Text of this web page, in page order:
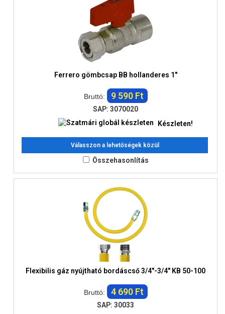
Ferrero gömbcsap BB hollanderes 1"
Bruttó: 9 590 Ft
SAP: 3070020
Készleten!
Válasszon a lehetőségek közül
Összehasonlítás
Flexibilis gáz nyújtható bordáscső 3/4"-3/4" KB 50-100
Bruttó: 4 690 Ft
SAP: 30033